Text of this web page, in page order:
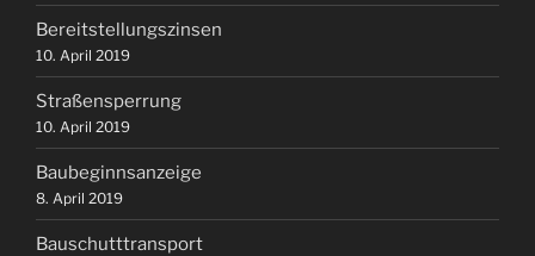
Bereitstellungszinsen
10. April 2019
Straßensperrung
10. April 2019
Baubeginnsanzeige
8. April 2019
Bauschutttransport